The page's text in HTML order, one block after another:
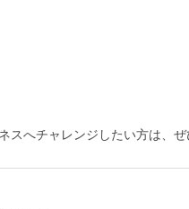
スへチャレンジしたい方は、ぜ